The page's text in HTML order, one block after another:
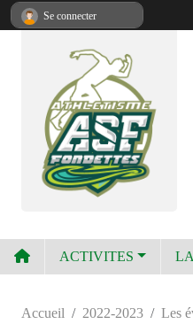
ACTIVITES
Accueil 2022-2023 Les
Se connecter
Panneau de gestion des cookies